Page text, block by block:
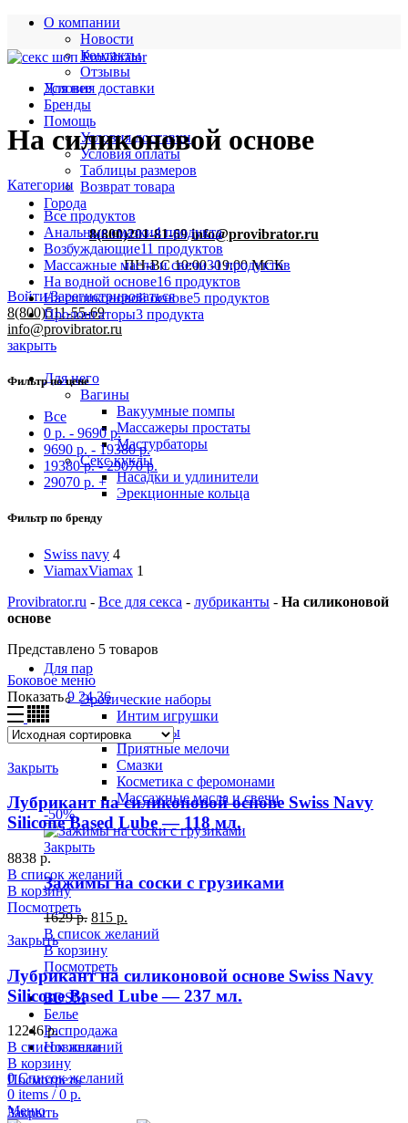
О компании
Новости
Контакты
Отзывы
Условия доставки
Бренды
Помощь
Условия доставки
Условия оплаты
Таблицы размеров
Возврат товара
Города
8(800)201-81-69 info@provibrator.ru
ПН-ВС 10:00 -19:00 МСК
Войти/Зарегистрироваться
8(800)511-55-69
info@provibrator.ru
Для нее
Для него
Вагины
Вакуумные помпы
Массажеры простаты
Мастурбаторы
Секс куклы
Насадки и удлинители
Эрекционные кольца
Для пар
Эротические наборы
Интим игрушки
Страпоны
Приятные мелочи
Смазки
Косметика с феромонами
Массажные масла и свечи
-50%
Закрыть
Зажимы на соски с грузиками
1629р. 815 р.
В список желаний
В корзину
Посмотреть
BDSM
Белье
Распродажа
Новинки
0Список желаний
0 items / 0 р.
Меню
На силиконовой основе
Категории
Все продуктов
Анальные смазки4 продукта
Возбуждающие11 продуктов
Массажные масла и свечи30 продуктов
На водной основе16 продуктов
На силиконовой основе5 продуктов
Пролонгаторы3 продукта
закрыть
Фильтр по цене
Все
0 р. - 9690 р.
9690 р. - 19380р.
19380р.-29070р.
29070 р. +
Фильтр по бренду
Swiss navy 4
ViamaxViamax 1
Provibrator.ru - Все для секса - лубриканты - На силиконовой
основе
Представлено 5 товаров
Боковое меню
Показать9 2436
Закрыть
Лубрикант на силиконовой основе Swiss Navy
Silicone Based Lube — 118 мл.
8838 р.
В список желаний
В корзину
Посмотреть
Закрыть
Лубрикант на силиконовой основе Swiss Navy
Silicone Based Lube — 237 мл.
12246р.
В список желаний
В корзину
Посмотреть
Закрыть